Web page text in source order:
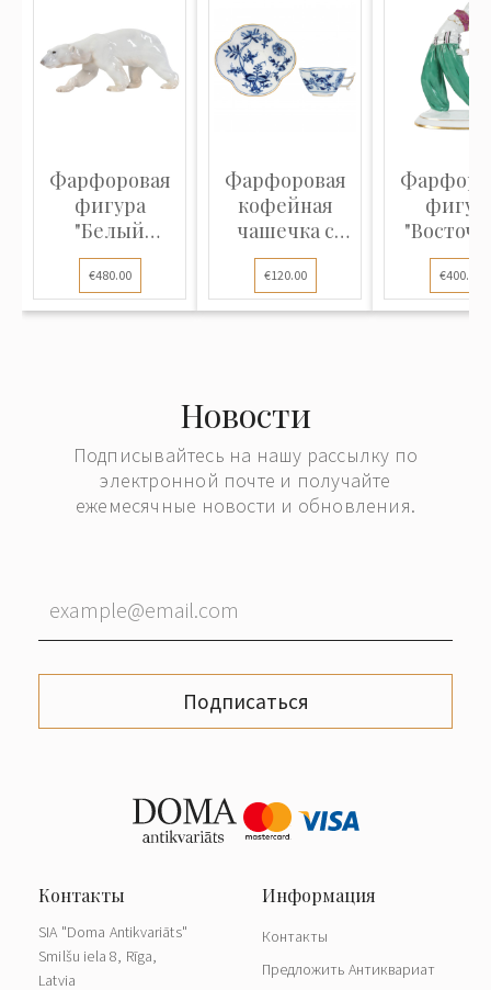
Фарфоровая
фигура
"Белый
медведь"
€480.00
Фарфоровая
кофейная
чашечка с
блюдцем
"Синий...
€120.00
танец"
€400.00
Новости
Подписывайтесь на нашу рассылку по
электронной почте и получайте
ежемесячные новости и обновления.
Подписаться
SIA "Doma Antikvariāts"
Smilšu iela 8, Rīga,
Latvia
Контакты
Предложить Антиквариат